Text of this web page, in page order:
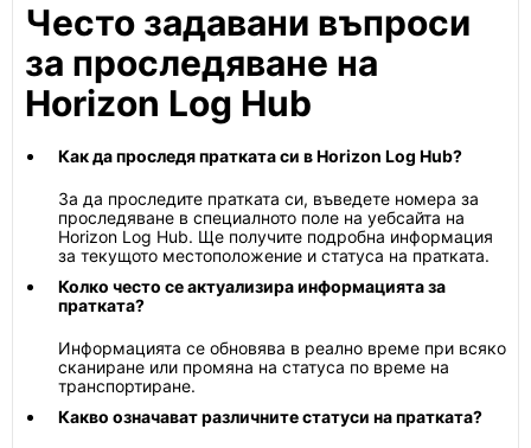
Често задавани въпроси
за проследяване на
Horizon Log Hub
Как да проследя пратката си в Horizon Log Hub?
За да проследите пратката си, въведете номера за
проследяване в специалното поле на уебсайта на
Horizon Log Hub. Ще получите подробна информация
за текущото местоположение и статуса на пратката.
Колко често се актуализира информацията за
пратката?
Информацията се обновява в реално време при всяко
сканиране или промяна на статуса по време на
транспортиране.
Какво означават различните статуси на пратката?